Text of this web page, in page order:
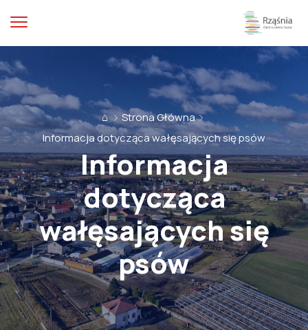
⌂
Strona Główna
Informacja dotycząca wałęsających się psów
Informacja
dotycząca
wałęsających się
psów